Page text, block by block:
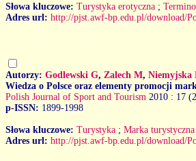
Słowa kluczowe: Turystyka erotyczna ;
Adres url: http://pjst.awf-bp.edu.pl/download/
Autorzy: Godlewski G, Zalech M, Niemyjska
Wiedza o Polsce oraz elementy promocji
Polish Journal of Sport and Tourism 2010 : 17
p-ISSN: 1899-1998
Słowa kluczowe: Turystyka ; Marka turystyczna
Adres url: http://pjst.awf-bp.edu.pl/download/